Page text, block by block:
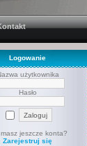
Logowanie
użytkownika
Hasło
masz jeszcze konta?
Zarejestruj się